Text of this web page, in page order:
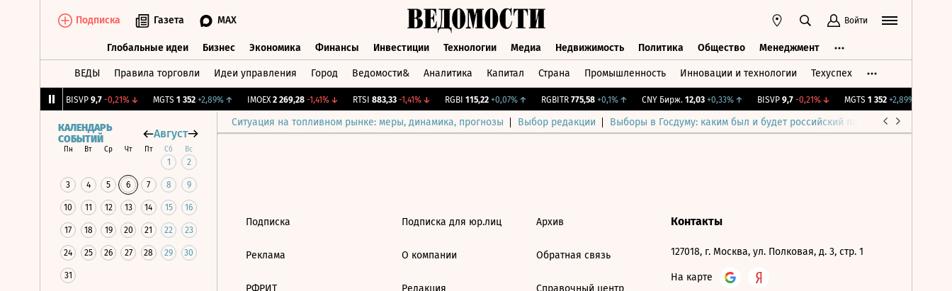
Подписка Газета MAX Войти
Глобальные идеи Бизнес Экономика Финансы Инвестиции Технологии Медиа Недвижимость Политика Общество Менеджмент
ВЕДЫ Правила торговли Идеи управления Город Ведомости& Аналитика Капитал Страна Промышленность Инновации и технологии Техуспех
BISVP 9,7 -0,21%↓ MGTS 1 352 +2,89%↑ IMOEX 2 269,28 -1,41%↓ RTSI 883,33 -1,41%↓ RGBI 115,22 +0,07%↑ RGBITR 775,58 +0,1%↑ CNY Бирж. 12,03 +0,33%↑ BISVP 9,7 -0,21%↓ MGTS 1 352 +2,89%↑
Ситуация на топливном рынке: меры, динамика, прогнозы Выбор редакции Выборы в Госдуму: каким был и будет российский парламент
КАЛЕНДАРЬ
СОБЫТИЙ
Август
Пн Вт Ср Чт Пт Сб Вс
1 2
3 4 5 6 7 8 9
10 11 12 13 14 15 16
17 18 19 20 21 22 23
24 25 26 27 28 29 30
31
Подписка
Реклама
РФРИТ
Подписка для юр.лиц
О компании
Редакция
Архив
Обратная связь
Справочный центр
Контакты
127018, г. Москва, ул. Полковая, д. 3, стр. 1
На карте